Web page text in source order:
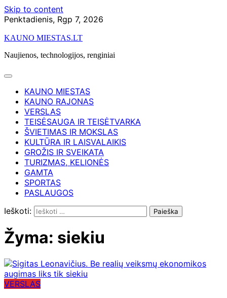
Skip to content
Penktadienis, Rgp 7, 2026
KAUNO MIESTAS.LT
Naujienos, technologijos, renginiai
KAUNO MIESTAS
KAUNO RAJONAS
VERSLAS
TEISĖSAUGA IR TEISĖTVARKA
ŠVIETIMAS IR MOKSLAS
KULTŪRA IR LAISVALAIKIS
GROŽIS IR SVEIKATA
TURIZMAS, KELIONĖS
GAMTA
SPORTAS
PASLAUGOS
Ieškoti:
Žyma: siekiu
VERSLAS